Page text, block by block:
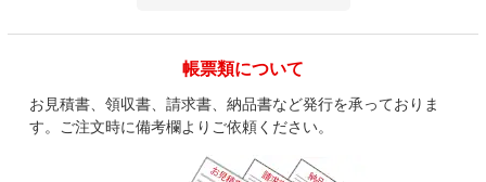
帳票類について
お見積書、領収書、請求書、納品書など発行を承っておりま
す。ご注文時に備考欄よりご依頼ください。